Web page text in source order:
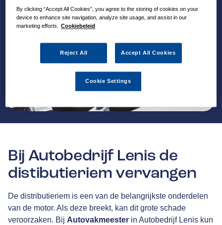
Bij Autobedrijf Lenis de
distibutieriem vervangen
De distributieriem is een van de belangrijkste onderdelen
van de motor. Als deze breekt, kan dit grote schade
veroorzaken. Bij Autovakmeester in Autobedrijf Lenis kun
By clicking “Accept All Cookies”, you agree to the storing of cookies on your
device to enhance site navigation, analyze site usage, and assist in our
marketing efforts. Cookiebeleid
Reject All Accept All Cookies
Cookie Settings